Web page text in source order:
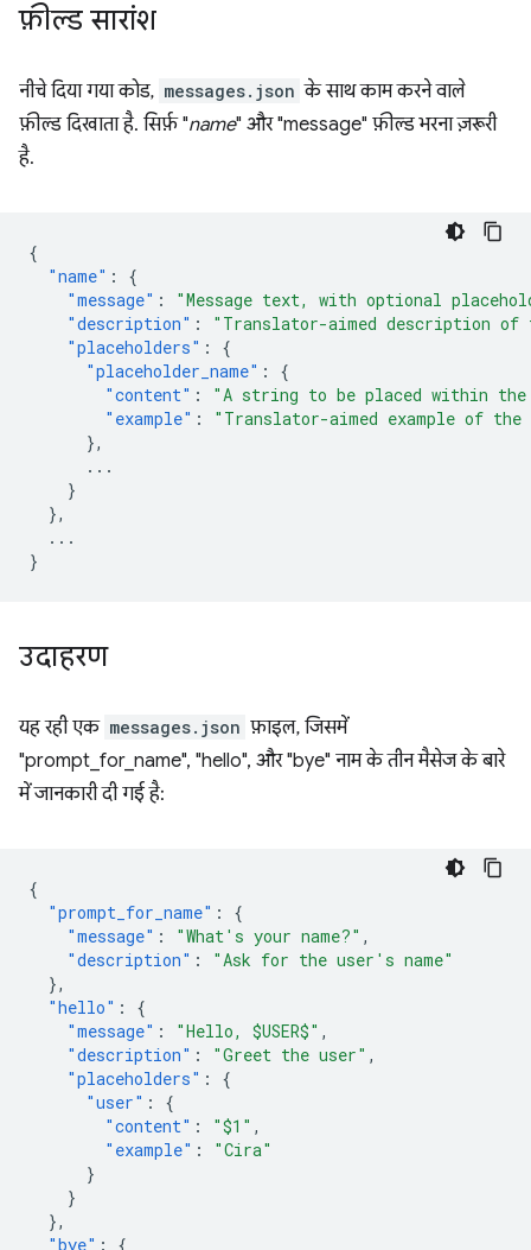
फ़ील्ड सारांश
नीचे दिया गया कोड, messages.json के साथ काम करने वाले
फ़ील्ड दिखाता है. सिर्फ़ "name" और "message" फ़ील्ड भरना ज़रूरी
है.
{
"name" :
{
"message" :
"Message text, with optional
"description" :
"Translator-aimed description of
"placeholders" :
{
"placeholder_name" :
{
"content" :
"A string to be placed within the
"example" :
"Translator-aimed example of
},
...
}
},
...
}
उदाहरण
यह रही एक messages.json फ़ाइल, जिसमें
"prompt_for_name", "hello", और "bye" नाम के तीन मैसेज के बारे
में जानकारी दी गई है:
{
"prompt_for_name" :
{
"message" : "What's your name?" ,
"description" :
"Ask for the user's name"
},
"hello" :
{
"message" : "Hello, $USER$" ,
"description" : "Greet the user" ,
"placeholders" :
{
"user" :
{
"content" : "$1" ,
"example" :
"Cira"
}
}
},
"bye" : {